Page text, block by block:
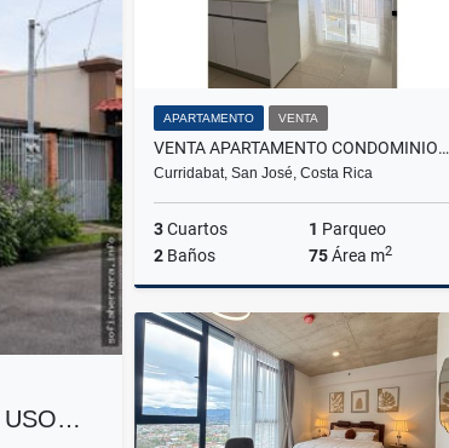
USO…
APARTAMENTO VENTA
VENTA APARTAMENTO CONDOMINIO KHAYA
Curridabat, San José, Costa Rica
3Cuartos 1 Parqueo
2 Baños 75Área m2
Venta
US$180,000